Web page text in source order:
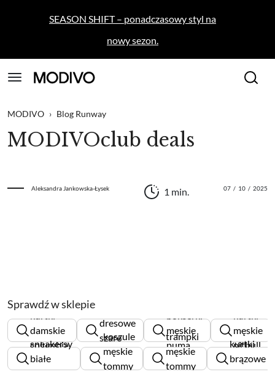
SEASON SHIFT – ponadczasowy styl na
nowy sezon.
MODIVO › Blog Runway
MODIVOclub deals
Aleksandra Jankowska-Łysek 1 min. 07 / 10 / 2025
Sprawdź w sklepie
damskie
columbia
dresowe
szare
męskie
męskie
puma
męskie
pitbull
sneakersy
białe
damskie
koszule
męskie
tommy
trampki
męskie
tommy
kurtki
brązowe
damskie